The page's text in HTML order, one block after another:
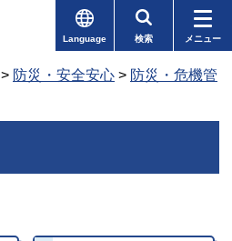
Language 検索 メニュー
> 防災・安全安心 > 防災・危機管